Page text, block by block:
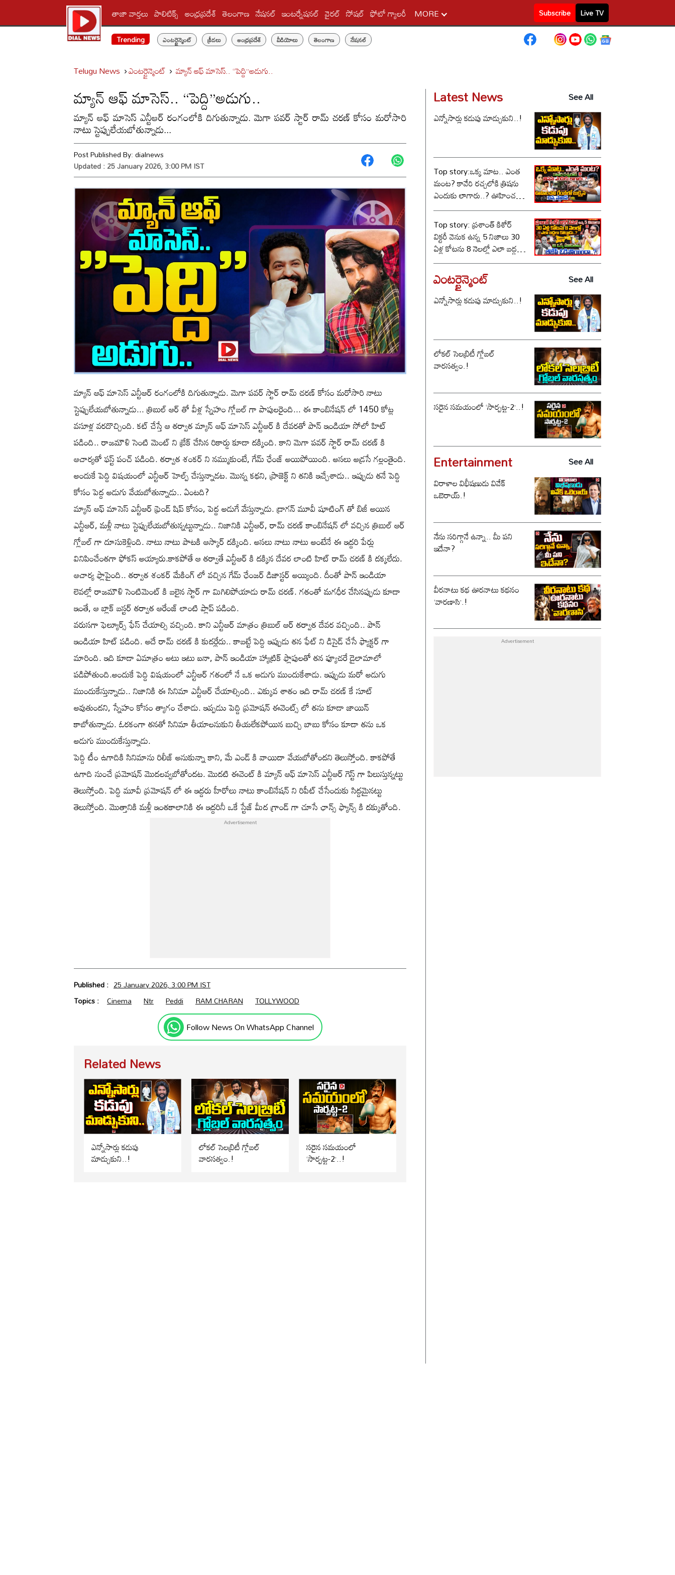
తాజా వార్తలు పాలిటిక్స్‌ ఆంధ్రప్రదేశ్ తెలంగాణ నేషనల్ ఇంటర్నేషనల్ వైరల్ సోషల్ ఫోటో గ్యాలరీ MORE Subscribe
Live TV
Trending
ఎంటర్టైన్మెంట్ క్రీడలు ఆంధ్రప్రదేశ్ వీడియోలు తెలంగాణ నేషనల్
Telugu News ఎంటర్టైన్మెంట్ మ్యాన్ ఆఫ్ మాసెస్.. “పెద్ది”అడుగు..
మ్యాన్ ఆఫ్ మాసెస్.. “పెద్ది”అడుగు..
మ్యాన్ ఆఫ్ మాసెస్ ఎన్టీఆర్ రంగంలోకి దిగుతున్నాడు. మెగా పవర్ స్టార్ రామ్ చరణ్ కోసం మరోసారి
నాటు స్టెప్పులేయబోతున్నాడు...
Post Published By:dialnews
Updated : 25 January 2026, 3:00 PM IST
మ్యాన్ ఆఫ్ మాసెస్ ఎన్టీఆర్ రంగంలోకి దిగుతున్నాడు. మెగా పవర్ స్టార్ రామ్ చరణ్ కోసం మరోసారి నాటు
స్టెప్పులేయబోతున్నాడు... త్రిబుల్ ఆర్ తో వీళ్ల స్నేహం గ్లోబల్ గా పాపులరైంది... ఈ కాంబినేషన్ లో 1450 కోట్ల
వసూళ్ల వరదొచ్చింది. కట్ చేస్తే ఆ తర్వాత మ్యాన్ ఆఫ్ మాసెస్ ఎన్టీఆర్ కి దేవరతో పాన్ ఇండియా సోలో హిట్
పడింది.. రాజమౌళి సెంటి మెంట్ ని బ్రేక్ చేసిన రికార్డు కూడా దక్కింది. కాని మెగా పవర్ స్టార్ రామ్ చరణ్ కి
ఆచార్యతో ఫస్ట్ పంచ్ పడింది. తర్వాత శంకర్ ని నమ్ముకుంటే, గేమ్ ఛేంజ్ అయిపోయింది. అసలు అడ్రసే గల్లంతైంది.
అందుకే పెద్ది విషయంలో ఎన్టీఆర్ హెల్ప్ చేస్తున్నాడట. మొన్న కథని, ప్రాజెక్ట్ ని తనికి ఇచ్చేశాడు.. ఇప్పుడు తనే పెద్ది
కోసం పెద్ద అడుగు వేయబోతున్నాడు.. ఏంటది?
మ్యాన్ ఆఫ్ మాసెస్ ఎన్టీఆర్ ఫ్రెండ్ షిప్ కోసం, పెద్ద అడుగే వేస్తున్నాడు. డ్రాగన్ మూవీ షూటింగ్ తో బిజీ అయిన
ఎన్టీఆర్, మళ్లీ నాటు స్టెప్పులేయబోతున్నట్టున్నాడు.. నిజానికి ఎన్టీఆర్, రామ్ చరణ్ కాంబినేషన్ లో వచ్చిన త్రిబుల్ ఆర్
గ్లోబల్ గా దూసుకెళ్లింది. నాటు నాటు పాటకి ఆస్కార్ దక్కింది. అసలు నాటు నాటు అంటేనే ఈ ఇద్దరి పేర్లు
వినిపించేంతగా ఫోకస్ అయ్యారు.కాకపోతే ఆ తర్వాతే ఎన్టీఆర్ కి దక్కిన దేవర లాంటి హిట్ రామ్ చరణ్ కి దక్కలేదు.
ఆచార్య ఫ్లాపైంది.. తర్వాత శంకర్ మేకింగ్ లో వచ్చిన గేమ్ ఛేంజర్ డిజాస్టర్ అయ్యింది. దీంతో పాన్ ఇండియా
లెవల్లో రాజమౌళి సెంటిమెంట్ కి బలైన స్టార్ గా మిగిలిపోయాడు రామ్ చరణ్. గతంతో మగధీర చేసినప్పుడు కూడా
ఇంతే, ఆ బ్లాక్ బస్టర్ తర్వాత ఆరేంజ్ లాంటి ప్లాప్ పడింది.
వరుసగా ఫెల్యూర్స్ ఫేస్ చేయాల్సి వచ్చింది. కాని ఎన్టీఆర్ మాత్రం త్రిబుల్ ఆర్ తర్వాత దేవర వచ్చింది.. పాన్
ఇండియా హిట్ పడింది. అదే రామ్ చరణ్ కి కుదర్లేదు.. కాబట్టే పెద్ది ఇప్పుడు తన ఫేట్ ని డిసైడ్ చేసే ఫ్యాక్టర్ గా
మారింది. ఇది కూడా ఏమాత్రం అటు ఇటు ఐనా, పాన్ ఇండియా హ్యాట్రిక్ ఫ్లాపులతో తన ఫ్యూచరే డైలామాలో
పడిపోతుంది.అందుకే పెద్ది విషయంలో ఎన్టీఆర్ గతంలో నే ఒక అడుగు ముందుకేశాడు. ఇప్పుడు మరో అడుగు
ముందుకేస్తున్నాడు.. నిజానికి ఈ సినిమా ఎన్టీఆర్ చేయాల్సింది.. ఎక్కువ శాతం ఇది రామ్ చరణ్ కే సూట్
అవుతుందని, స్నేహం కోసం త్యాగం చేశాడు. ఇప్పడుు పెద్ది ప్రమోషన్ ఈవెంట్స్ లో తను కూడా జాయిన్
కాబోతున్నాడు. ఓరకంగా తనతో సినిమా తీయాలనుకుని తీయలేకపోయిన బుచ్చి బాబు కోసం కూడా తను ఒక
అడుగు ముందుకేస్తున్నాడు.
పెద్ది టీం ఉగాదికి సినిమాను రిలీజ్ అనుకున్నా కాని, మే ఎండ్ కి వాయిదా వేయబోతోందని తెలుస్తోంది. కాకపోతే
ఉగాది నుంచే ప్రమోషన్ మొదలవ్వబోతోందట. మొదటి ఈవెంట్ కి మ్యాన్ ఆఫ్ మాసెస్ ఎన్టీఆర్ గెస్ట్ గా పిలుస్తున్నట్టు
తెలుస్తోంది. పెద్ది మూవీ ప్రమోషన్ లో ఈ ఇద్దరు హీరోలు నాటు కాంబినేషన్ ని రిపీట్ చేసేందుకు సిద్దమైనట్టు
తెలుస్తోంది. మొత్తానికి మళ్లీ ఇంతకాలానికి ఈ ఇద్దరినీ ఒకే స్టేజ్ మీద గ్రాండ్ గా చూసే ఛాన్స్ ఫ్యాన్స్ కి దక్కుతోంది.
Published : 25 January 2026, 3:00 PM IST
Topics : Cinema Ntr Peddi RAM CHARAN TOLLYWOOD
Follow News On WhatsApp Channel
Related News
ఎన్నోసార్లు కడుపు
మాడ్చుకుని..!
లోకల్ సెలబ్రిటీ గ్లోబల్
వారసత్వం.!
సరైన సమయంలో
‘సార్పట్ట-2’..!
Latest News
See All
ఎన్నోసార్లు కడుపు మాడ్చుకుని..!
Top story:ఒక్క మాట.. ఎంత
మంట? కావేరి రచ్చలోకి త్రిషను
ఎందుకు లాగారు..? ఊహించని
రేంజ్ లో బుక్కైన చిన్న స్టాలిన్..!
Top story: ప్రశాంత్ కిశోర్
విక్టరీ వెనుక ఉన్న 5 నిజాలు 30
ఏళ్ల కోటను 8 నెలల్లో ఎలా బద్దలు
కొట్టాడు..? ఆ ఒక్క మాటతోనే
బీజేపీ ఓడిపోయిందా..?
ఎంటర్టైన్మెంట్
See All
ఎన్నోసార్లు కడుపు మాడ్చుకుని..!
లోకల్ సెలబ్రిటీ గ్లోబల్
వారసత్వం.!
సరైన సమయంలో ‘సార్పట్ట-2’..!
Entertainment
See All
విరాళాల విభీషణుడు వివేక్
ఒబెరాయ్.!
నేను సరిగ్గానే ఉన్నా.. మీ పని
ఇదేనా?
వీరనాటు కథ ఊరనాటు కథనం
‘వారణాసి’.!